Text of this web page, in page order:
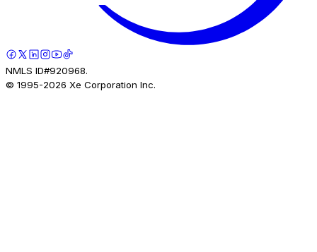
NMLS ID#920968.
© 1995-2026 Xe Corporation Inc.